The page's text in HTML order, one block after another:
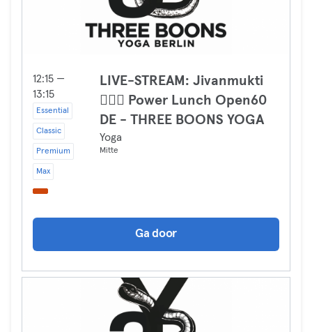
12:15 —
13:15
Essential
Classic
Premium
Max
LIVE-STREAM: Jivanmukti
🧘🏻‍♀️ Power Lunch Open60
DE - THREE BOONS YOGA
Yoga
Mitte
Ga door